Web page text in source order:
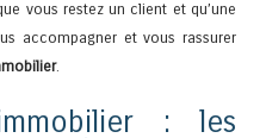
vous restez un client et qu’une
accompagner et vous rassurer
.
: les